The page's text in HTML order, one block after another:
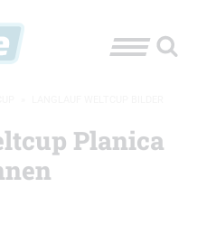
Planica